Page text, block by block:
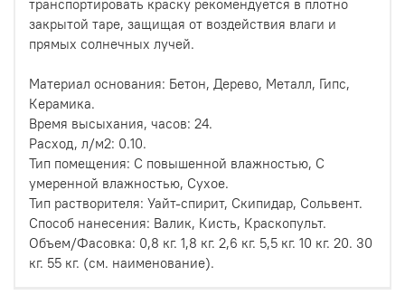
транспортировать краску рекомендуется в плотно
закрытой таре, защищая от воздействия влаги и
прямых солнечных лучей.
Материал основания: Бетон, Дерево, Металл, Гипс,
Керамика.
Время высыхания, часов: 24.
Расход, л/м2: 0.10.
Тип помещения: С повышенной влажностью, С
умеренной влажностью, Сухое.
Тип растворителя: Уайт-спирит, Скипидар, Сольвент.
Способ нанесения: Валик, Кисть, Краскопульт.
Объем/Фасовка: 0,8 кг. 1,8 кг. 2,6 кг. 5,5 кг. 10 кг. 20. 30
кг. 55 кг. (см. наименование).